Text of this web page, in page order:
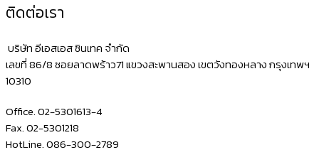
ถูก
ติดต่อเรา
บริษัท อีเอสเอส ซินเทค จำกัด
เลขที่ 86/8 ซอยลาดพร้าว71 แขวงสะพานสอง เขตวังทองหลาง กรุงเทพฯ
10310
Office. 02-5301613-4
Fax. 02-5301218
HotLine. 086-300-2789